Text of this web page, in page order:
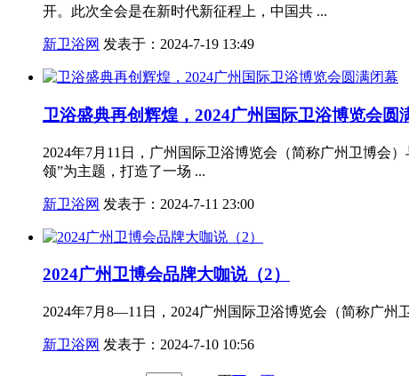
开。此次全会是在新时代新征程上，中国共 ...
新卫浴网 发表于：2024-7-19 13:49
卫浴盛典再创辉煌，2024广州国际卫浴博览会圆
2024年7月11日，广州国际卫浴博览会（简称广州卫博会
领”为主题，打造了一场 ...
新卫浴网 发表于：2024-7-11 23:00
2024广州卫博会品牌大咖说（2）
2024年7月8—11日，2024广州国际卫浴博览会（简称广
新卫浴网 发表于：2024-7-10 10:56